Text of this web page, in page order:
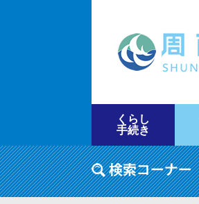
くらし
手続き